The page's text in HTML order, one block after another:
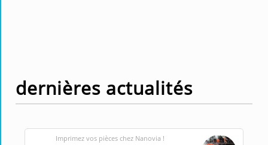
dernières actualités
Imprimez vos pièces chez Nanovia !